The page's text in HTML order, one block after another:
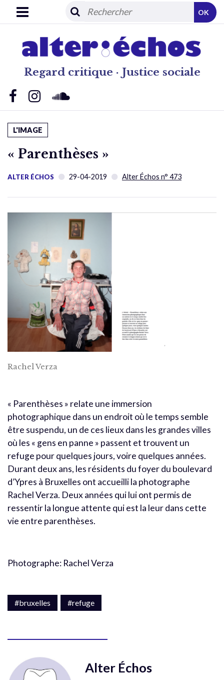
Regard critique · Justice sociale
OK
L'IMAGE
« Parenthèses »
ALTER ÉCHOS 29-04-2019 Alter Échos n° 473
Rachel Verza
« Parenthèses » relate une immersion
photographique dans un endroit où le temps semble
être suspendu, un de ces lieux dans les grandes villes
où les « gens en panne » passent et trouvent un
refuge pour quelques jours, voire quelques années.
Durant deux ans, les résidents du foyer du boulevard
d’Ypres à Bruxelles ont accueilli la photographe
Rachel Verza. Deux années qui lui ont permis de
ressentir la longue attente qui est la leur dans cette
vie entre parenthèses.
Photographe: Rachel Verza
#bruxelles #refuge
Alter Échos